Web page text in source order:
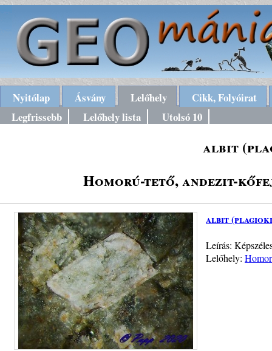
Nyitólap Ásvány Lelőhely
Cikk, Folyóirat
Legfrissebb
Lelőhely lista Utolsó 10
albit
Homorú-tető, andezit-
albit
Leírás:
Lelőhely: